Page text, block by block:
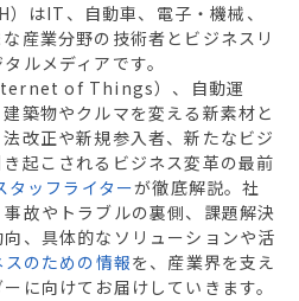
はIT、自動車、電子・機械、
産業分野の技術者とビジネスリ
ルメディアです。
of Things）、自動運
築物やクルマを変える新素材と
改正や新規参入者、新たなビジ
起こされるビジネス変革の最前
タッフライターが徹底解説。社
故やトラブルの裏側、課題解決
、具体的なソリューションや活
のための情報を、産業界を支え
に向けてお届けしていきます。